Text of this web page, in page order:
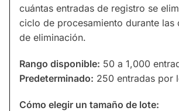
cuántas entradas de registro se
ciclo de procesamiento durante las
de eliminación.
Rango disponible: 50 a 1,000
Predeterminado: 250 entradas por
Cómo elegir un tamaño de lote: